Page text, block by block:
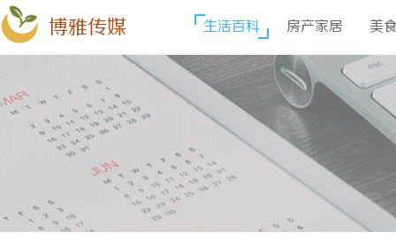
博雅传媒 生活百科 房产家居 美